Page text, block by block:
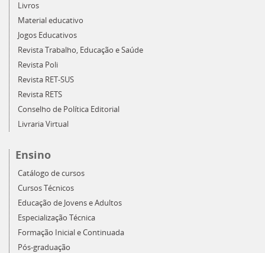
Livros
Material educativo
Jogos Educativos
Revista Trabalho, Educação e Saúde
Revista Poli
Revista RET-SUS
Revista RETS
Conselho de Política Editorial
Livraria Virtual
Ensino
Catálogo de cursos
Cursos Técnicos
Educação de Jovens e Adultos
Especialização Técnica
Formação Inicial e Continuada
Pós-graduação